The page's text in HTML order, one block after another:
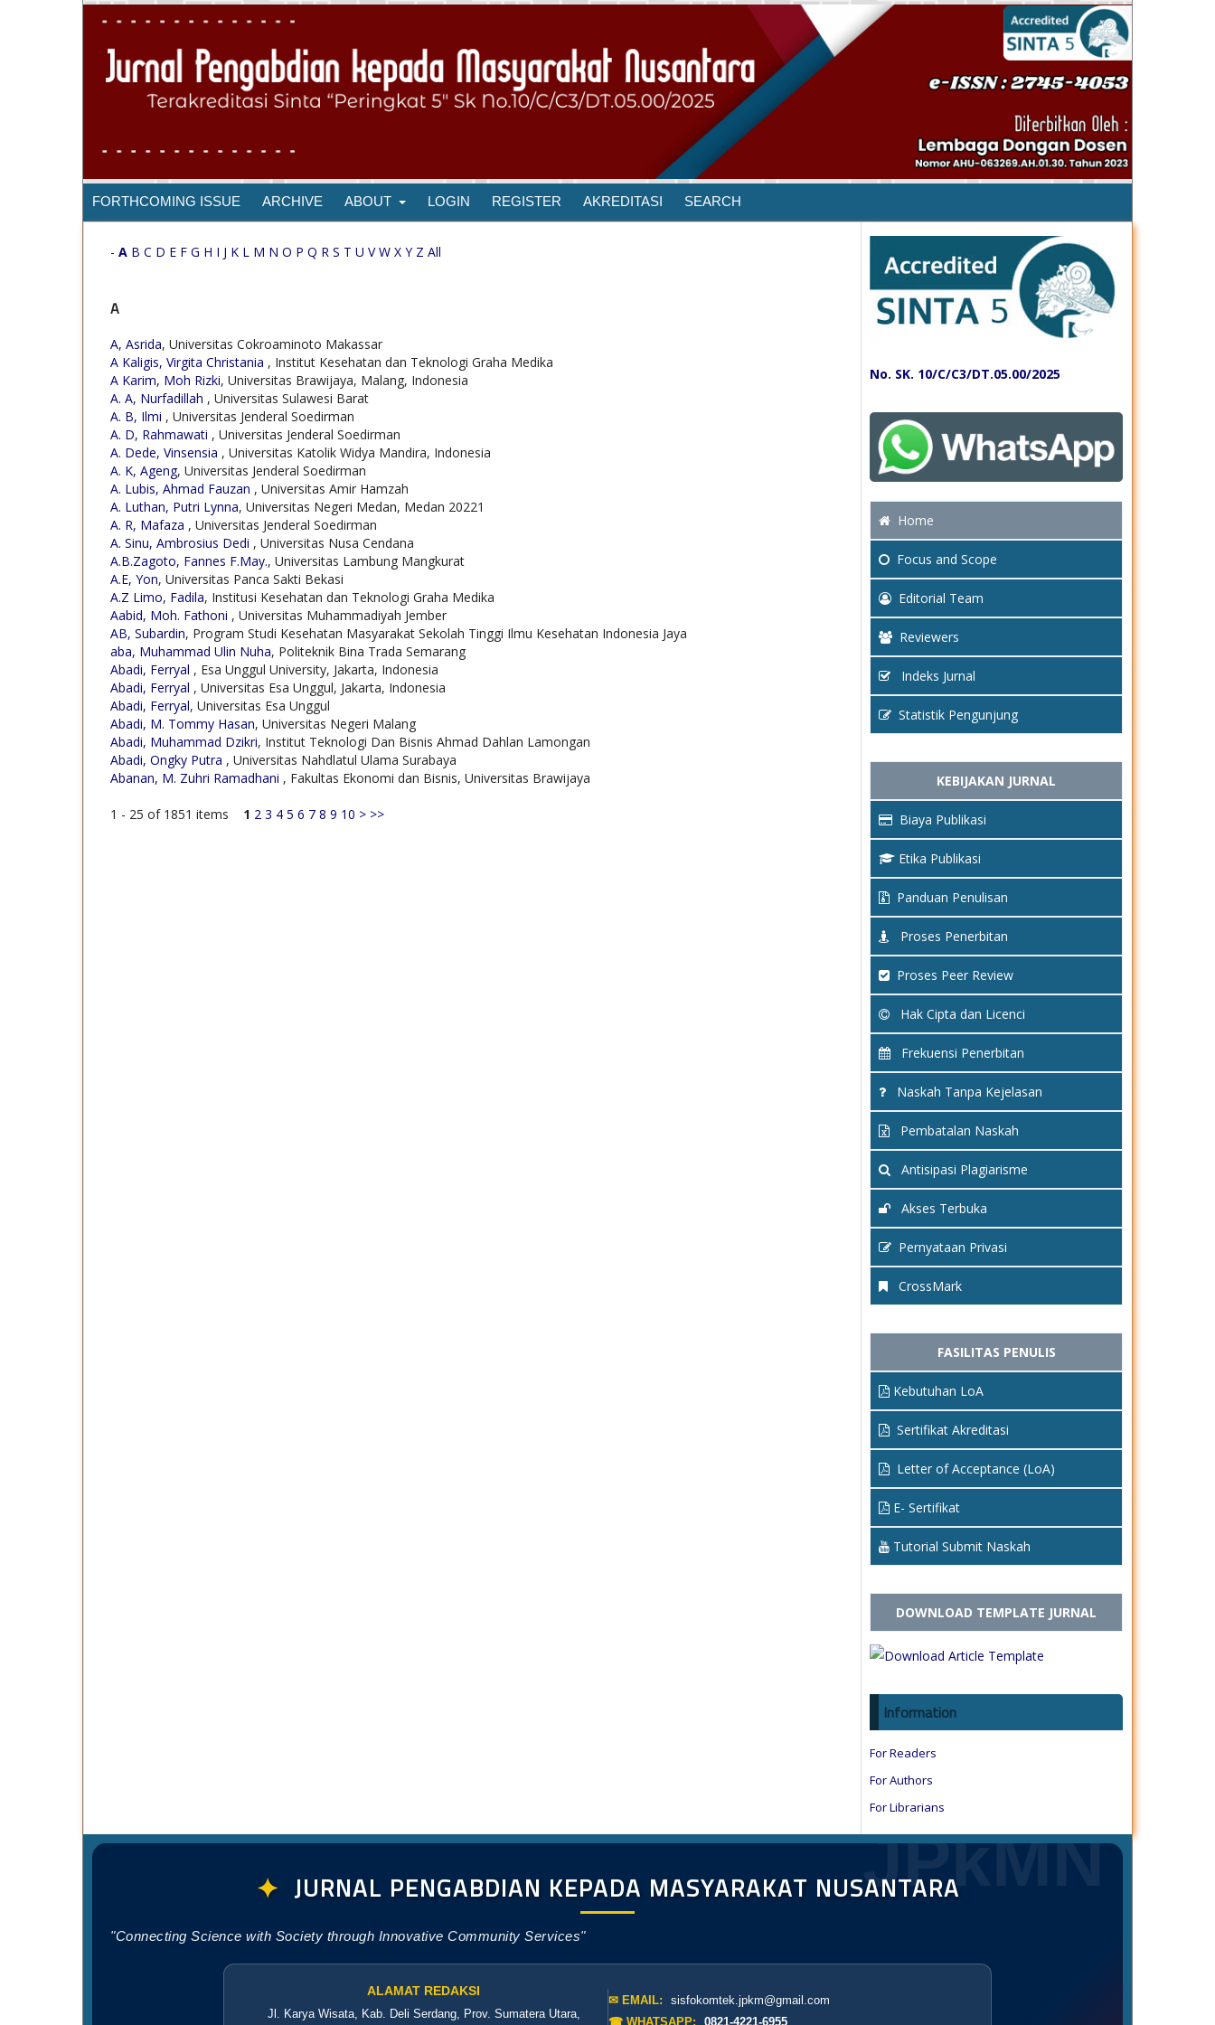
FORTHCOMING ISSUE ARCHIVE ABOUT LOGIN REGISTER AKREDITASI SEARCH
- A B C D E F G H I J K L M N O P Q R S T U V W X Y Z All
A
A, Asrida, Universitas Cokroaminoto Makassar
A Kaligis, Virgita Christania , Institut Kesehatan dan Teknologi Graha Medika
A Karim, Moh Rizki, Universitas Brawijaya, Malang, Indonesia
A. A, Nurfadillah , Universitas Sulawesi Barat
A. B, Ilmi , Universitas Jenderal Soedirman
A. D, Rahmawati , Universitas Jenderal Soedirman
A. Dede, Vinsensia , Universitas Katolik Widya Mandira, Indonesia
A. K, Ageng, Universitas Jenderal Soedirman
A. Lubis, Ahmad Fauzan , Universitas Amir Hamzah
A. Luthan, Putri Lynna, Universitas Negeri Medan, Medan 20221
A. R, Mafaza , Universitas Jenderal Soedirman
A. Sinu, Ambrosius Dedi , Universitas Nusa Cendana
A.B.Zagoto, Fannes F.May., Universitas Lambung Mangkurat
A.E, Yon, Universitas Panca Sakti Bekasi
A.Z Limo, Fadila, Institusi Kesehatan dan Teknologi Graha Medika
Aabid, Moh. Fathoni , Universitas Muhammadiyah Jember
AB, Subardin, Program Studi Kesehatan Masyarakat Sekolah Tinggi Ilmu Kesehatan Indonesia Jaya
aba, Muhammad Ulin Nuha, Politeknik Bina Trada Semarang
Abadi, Ferryal , Esa Unggul University, Jakarta, Indonesia
Abadi, Ferryal , Universitas Esa Unggul, Jakarta, Indonesia
Abadi, Ferryal, Universitas Esa Unggul
Abadi, M. Tommy Hasan, Universitas Negeri Malang
Abadi, Muhammad Dzikri, Institut Teknologi Dan Bisnis Ahmad Dahlan Lamongan
Abadi, Ongky Putra , Universitas Nahdlatul Ulama Surabaya
Abanan, M. Zuhri Ramadhani , Fakultas Ekonomi dan Bisnis, Universitas Brawijaya
1 - 25 of 1851 items 1 2 3 4 5 6 7 8 9 10 > >>
No. SK. 10/C/C3/DT.05.00/2025
Home
Focus and Scope
Editorial Team
Reviewers
Indeks Jurnal
Statistik Pengunjung
KEBIJAKAN JURNAL
Biaya Publikasi
Etika Publikasi
Panduan Penulisan
Proses Penerbitan
Proses Peer Review
Hak Cipta dan Licenci
Frekuensi Penerbitan
Naskah Tanpa Kejelasan
Pembatalan Naskah
Antisipasi Plagiarisme
Akses Terbuka
Pernyataan Privasi
CrossMark
FASILITAS PENULIS
Kebutuhan LoA
Sertifikat Akreditasi
Letter of Acceptance (LoA)
E- Sertifikat
Tutorial Submit Naskah
DOWNLOAD TEMPLATE JURNAL
Information
For Readers
For Authors
For Librarians
JPkMN
✦ JURNAL PENGABDIAN KEPADA MASYARAKAT NUSANTARA
"Connecting Science with Society through Innovative Community Services"
ALAMAT REDAKSI
Jl. Karya Wisata, Kab. Deli Serdang, Prov. Sumatera Utara,
✉ EMAIL:
sisfokomtek.jpkm@gmail.com
☎ WHATSAPP:
0821-4221-6955